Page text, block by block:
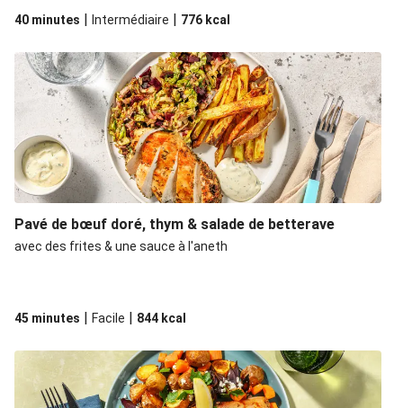
40 minutes | Intermédiaire | 776 kcal
Pavé de bœuf doré, thym & salade de betterave
avec des frites & une sauce à l'aneth
45 minutes | Facile | 844 kcal